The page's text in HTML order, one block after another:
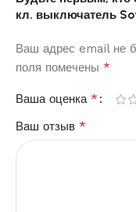
кл. выключатель
Ваш адрес email не
поля помечены *
Ваша оценка *
Ваш отзыв *